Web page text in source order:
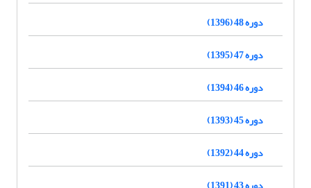
دوره 48 (1396)
دوره 47 (1395)
دوره 46 (1394)
دوره 45 (1393)
دوره 44 (1392)